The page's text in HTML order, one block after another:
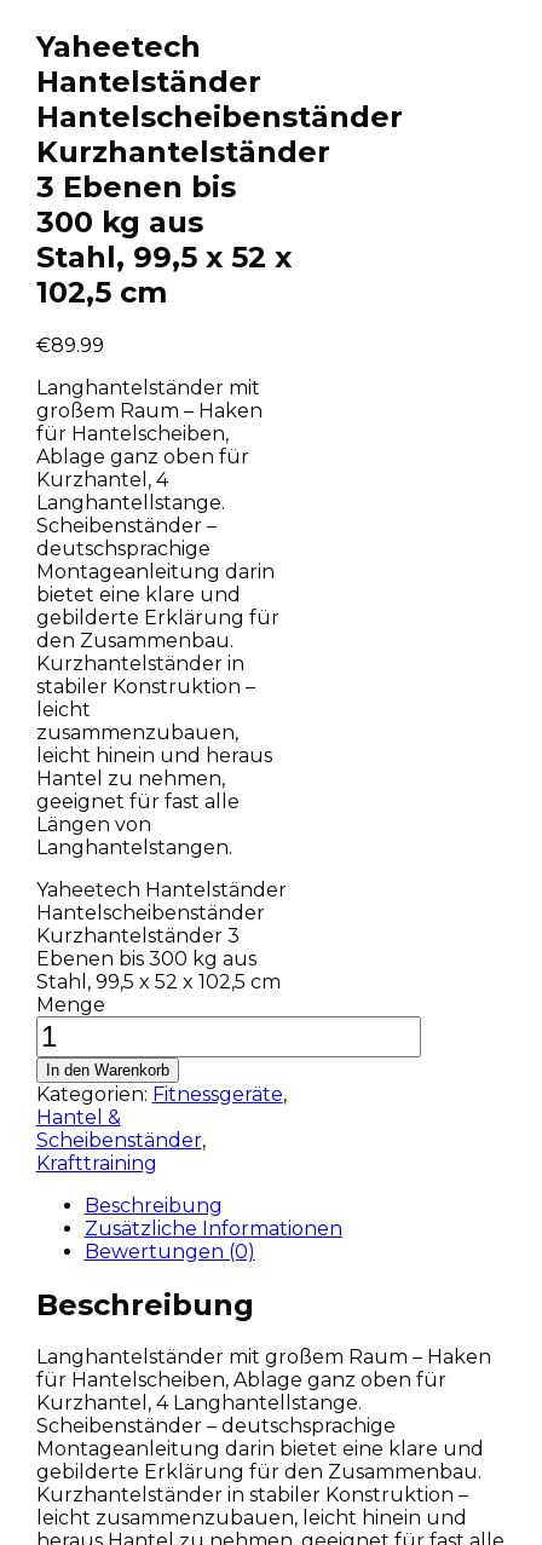
Yaheetech
Hantelständer
Hantelscheibenständer
Kurzhantelständer
3 Ebenen bis
300 kg aus
Stahl, 99,5 x 52 x
102,5 cm
€89.99
Langhantelständer mit
großem Raum – Haken
für Hantelscheiben,
Ablage ganz oben für
Kurzhantel, 4
Langhantellstange.
Scheibenständer –
deutschsprachige
Montageanleitung darin
bietet eine klare und
gebilderte Erklärung für
den Zusammenbau.
Kurzhantelständer in
stabiler Konstruktion –
leicht
zusammenzubauen,
leicht hinein und heraus
Hantel zu nehmen,
geeignet für fast alle
Längen von
Langhantelstangen.
Yaheetech Hantelständer
Hantelscheibenständer
Kurzhantelständer 3
Ebenen bis 300 kg aus
Stahl, 99,5 x 52 x 102,5 cm
Menge
In den Warenkorb
Kategorien: Fitnessgeräte,
Hantel &
Scheibenständer,
Krafttraining
Beschreibung
Zusätzliche Informationen
Bewertungen (0)
Beschreibung
Langhantelständer mit großem Raum – Haken
für Hantelscheiben, Ablage ganz oben für
Kurzhantel, 4 Langhantellstange.
Scheibenständer – deutschsprachige
Montageanleitung darin bietet eine klare und
gebilderte Erklärung für den Zusammenbau.
Kurzhantelständer in stabiler Konstruktion –
leicht zusammenzubauen, leicht hinein und